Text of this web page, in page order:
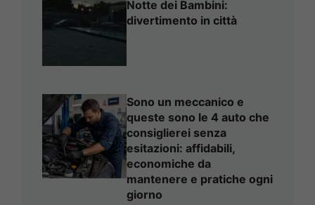
Notte dei Bambini:
divertimento in città
Sono un meccanico e
queste sono le 4 auto che
consiglierei senza
esitazioni: affidabili,
economiche da
mantenere e pratiche ogni
giorno